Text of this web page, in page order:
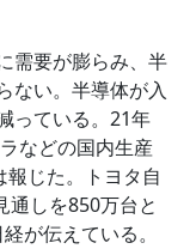
需要が膨らみ、半
ない。半導体が入
っている。21年
などの国内生産
じた。トヨタ自
通しを850万台と
が伝えている。